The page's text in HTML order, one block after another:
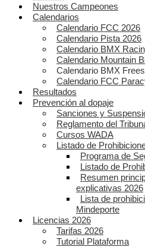
Nuestros Campeones
Calendarios
Calendario FCC 2026
Calendario Pista 2026
Calendario BMX
Calendario Mountain
Calendario BMX
Calendario FCC
Resultados
Prevención al dopaje
Sanciones y
Reglamento del
Cursos WADA
Listado de
Programa de
Listado de
Resumen
explicativas 2026
Lista de
Mindeporte
Licencias 2026
Tarifas 2026
Tutorial Plataforma